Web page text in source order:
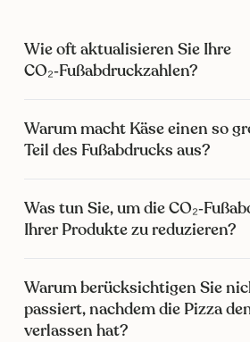
Wie oft aktualisieren Sie Ihre
CO₂‑Fußabdruckzahlen?
Warum macht Käse einen so
Teil des Fußabdrucks aus?
Was tun Sie, um die
Ihrer Produkte zu reduzieren?
Warum berücksichtigen Sie
passiert, nachdem die Pizza
verlassen hat?